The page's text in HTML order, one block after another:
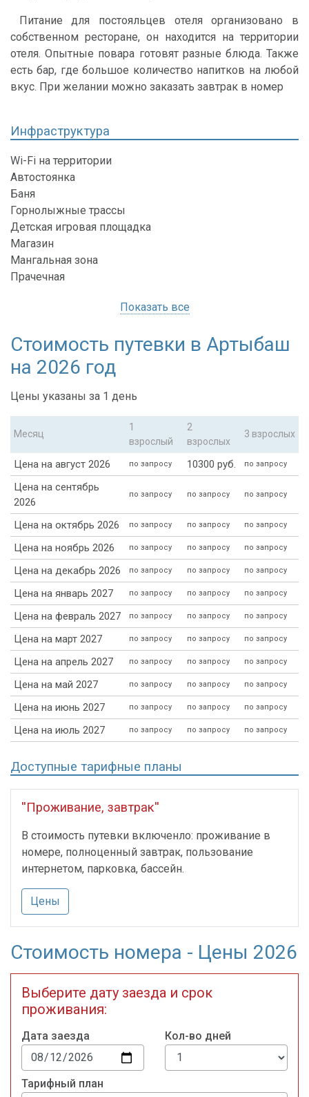
Питание для постояльцев отеля организовано в
собственном ресторане, он находится на территории
отеля. Опытные повара готовят разные блюда. Также
есть бар, где большое количество напитков на любой
вкус. При желании можно заказать завтрак в номер
Инфраструктура
Wi-Fi на территории
Автостоянка
Баня
Горнолыжные трассы
Детская игровая площадка
Магазин
Мангальная зона
Прачечная
Показать все
Стоимость путевки в Артыбаш
на 2026 год
Цены указаны за 1 день
Месяц
1
взрослый
2
взрослых
3 взрослых
Цена на август 2026 по запросу 10300 руб. по запросу
Цена на сентябрь
2026
по запросу по запросу по запросу
Цена на октябрь 2026 по запросу по запросу по запросу
Цена на ноябрь 2026 по запросу по запросу по запросу
Цена на декабрь 2026 по запросу по запросу по запросу
Цена на январь 2027 по запросу по запросу по запросу
Цена на февраль 2027 по запросу по запросу по запросу
Цена на март 2027 по запросу по запросу по запросу
Цена на апрель 2027 по запросу по запросу по запросу
Цена на май 2027 по запросу по запросу по запросу
Цена на июнь 2027 по запросу по запросу по запросу
Цена на июль 2027 по запросу по запросу по запросу
Доступные тарифные планы
''Проживание, завтрак''
В стоимость путевки включенло: проживание в
номере, полноценный завтрак, пользование
интернетом, парковка, бассейн.
Цены
Стоимость номера - Цены 2026
Выберите дату заезда и срок
проживания:
Дата заезда Кол-во дней
Тарифный план